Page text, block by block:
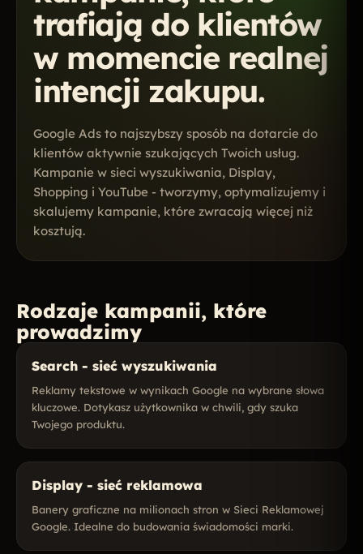
trafiają do klientów
w momencie realnej
intencji zakupu.
Google Ads to najszybszy sposób na dotarcie do
klientów aktywnie szukających Twoich usług.
Kampanie w sieci wyszukiwania, Display,
Shopping i YouTube - tworzymy, optymalizujemy i
skalujemy kampanie, które zwracają więcej niż
kosztują.
Rodzaje kampanii, które
prowadzimy
Search - sieć wyszukiwania
Reklamy tekstowe w wynikach Google na wybrane słowa
kluczowe. Dotykasz użytkownika w chwili, gdy szuka
Twojego produktu.
Display - sieć reklamowa
Banery graficzne na milionach stron w Sieci Reklamowej
Google. Idealne do budowania świadomości marki.